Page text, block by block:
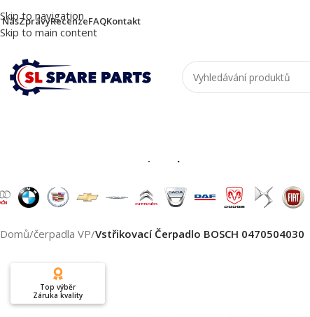
Skip to navigation
Skip to main content
NásZprávyRecenzeFAQKontakt
Domů/čerpadla VP/Vstřikovací Čerpadlo BOSCH 0470504030
Top výběr
Záruka kvality